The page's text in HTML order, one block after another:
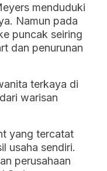
menduduki
Namun pada
puncak seiring
dan penurunan
terkaya di
warisan
yang tercatat
usaha sendiri.
perusahaan